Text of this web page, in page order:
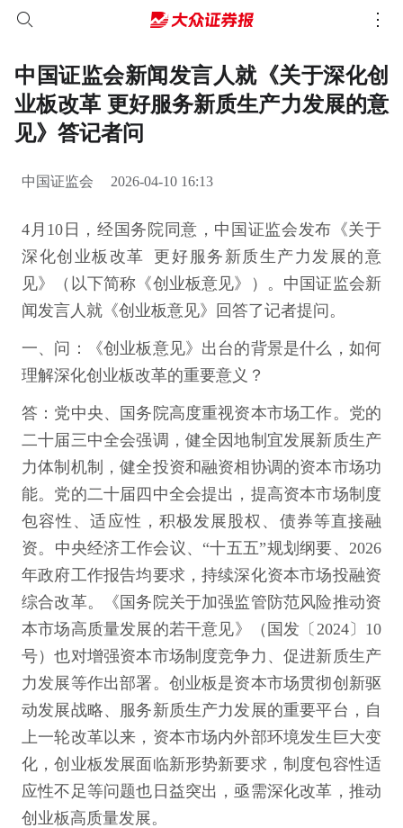
中国证监会新闻发言人就《关于深化创
业板改革 更好服务新质生产力发展的意
见》答记者问
中国证监会 2026-04-10 16:13
4月10日，经国务院同意，中国证监会发布《关于
深化创业板改革 更好服务新质生产力发展的意
见》（以下简称《创业板意见》）。中国证监会新
闻发言人就《创业板意见》回答了记者提问。
一、问：《创业板意见》出台的背景是什么，如何
理解深化创业板改革的重要意义？
答：党中央、国务院高度重视资本市场工作。党的
二十届三中全会强调，健全因地制宜发展新质生产
力体制机制，健全投资和融资相协调的资本市场功
能。党的二十届四中全会提出，提高资本市场制度
包容性、适应性，积极发展股权、债券等直接融
资。中央经济工作会议、“十五五”规划纲要、2026
年政府工作报告均要求，持续深化资本市场投融资
综合改革。《国务院关于加强监管防范风险推动资
本市场高质量发展的若干意见》（国发〔2024〕10
号）也对增强资本市场制度竞争力、促进新质生产
力发展等作出部署。创业板是资本市场贯彻创新驱
动发展战略、服务新质生产力发展的重要平台，自
上一轮改革以来，资本市场内外部环境发生巨大变
化，创业板发展面临新形势新要求，制度包容性适
应性不足等问题也日益突出，亟需深化改革，推动
创业板高质量发展。